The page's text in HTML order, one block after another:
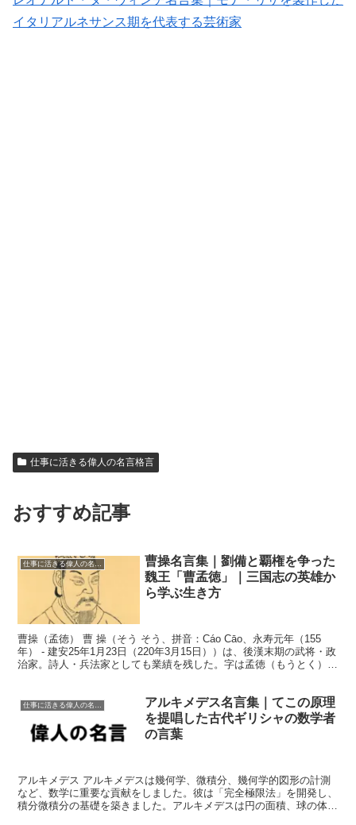
イタリアルネサンス期を代表する芸術家
仕事に活きる偉人の名言格言
おすすめ記事
仕事に活きる偉人の名言格言
曹操名言集｜劉備と覇権を争った
魏王「曹孟徳」｜三国志の英雄か
ら学ぶ生き方
曹操（孟徳） 曹 操（そう そう、拼音：Cáo Cāo、永寿元年（155
年） - 建安25年1月23日（220年3月15日））は、後漢末期の武将・政
治家。詩人・兵法家としても業績を残した。字は孟徳（もうとく）、
アルキメデス名言集｜てこの原理
を提唱した古代ギリシャの数学者
の言葉
アルキメデス アルキメデスは幾何学、微積分、幾何学的図形の計測
など、数学に重要な貢献をしました。彼は「完全極限法」を開発し、
積分微積分の基礎を築きました。アルキメデスは円の面積、球の体